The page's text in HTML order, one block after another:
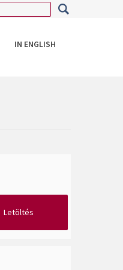
IN ENGLISH
Letöltés